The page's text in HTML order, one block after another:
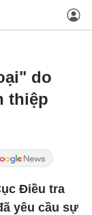
do
thiệp
Điều tra
yêu cầu sự